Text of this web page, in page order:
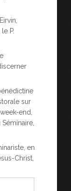
P.
sur
end,
en
Christ,